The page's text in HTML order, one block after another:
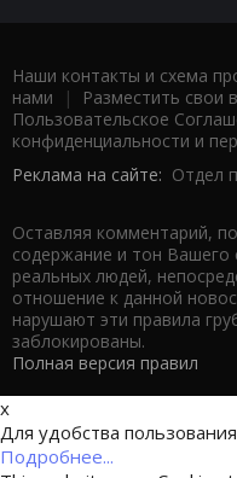
Наши контакты и схема
нами | Разместить свои
Пользовательское
конфиденциальности и
Реклама на сайте: Отдел
Оставляя комментарий,
содержание и тон Вашего
реальных людей,
отношение к данной
нарушают эти правила
заблокированы.
Полная версия правил
x
Для удобства
Подробнее...